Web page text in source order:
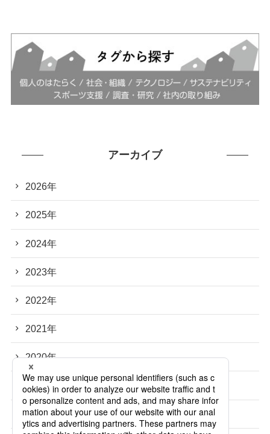
アーカイブ
2026年
2025年
2024年
2023年
2022年
2021年
2020年
2019年
2018年